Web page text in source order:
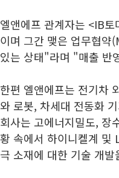
엘앤에프 관계자는 <IB
이며 그간 맺은 업무협약
있는 상태"라며 "매출 반
한편 엘앤에프는 전기차
와 로봇, 차세대 전동화
회사는 고에너지밀도, 장
황 속에서 하이니켈계 및
극 소재에 대한 기술 개